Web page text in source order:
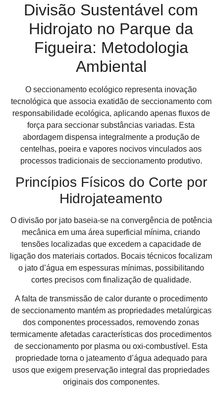
Divisão Sustentável com
Hidrojato no Parque da
Figueira: Metodologia
Ambiental
O seccionamento ecológico representa inovação
tecnológica que associa exatidão de seccionamento com
responsabilidade ecológica, aplicando apenas fluxos de
força para seccionar substâncias variadas. Esta
abordagem dispensa integralmente a produção de
centelhas, poeira e vapores nocivos vinculados aos
processos tradicionais de seccionamento produtivo.
Princípios Físicos do Corte por
Hidrojateamento
O divisão por jato baseia-se na convergência de potência
mecânica em uma área superficial mínima, criando
tensões localizadas que excedem a capacidade de
ligação dos materiais cortados. Bocais técnicos focalizam
o jato d’água em espessuras mínimas, possibilitando
cortes precisos com finalização de qualidade.
A falta de transmissão de calor durante o procedimento
de seccionamento mantém as propriedades metalúrgicas
dos componentes processados, removendo zonas
termicamente afetadas características dos procedimentos
de seccionamento por plasma ou oxi-combustível. Esta
propriedade torna o jateamento d’água adequado para
usos que exigem preservação integral das propriedades
originais dos componentes.